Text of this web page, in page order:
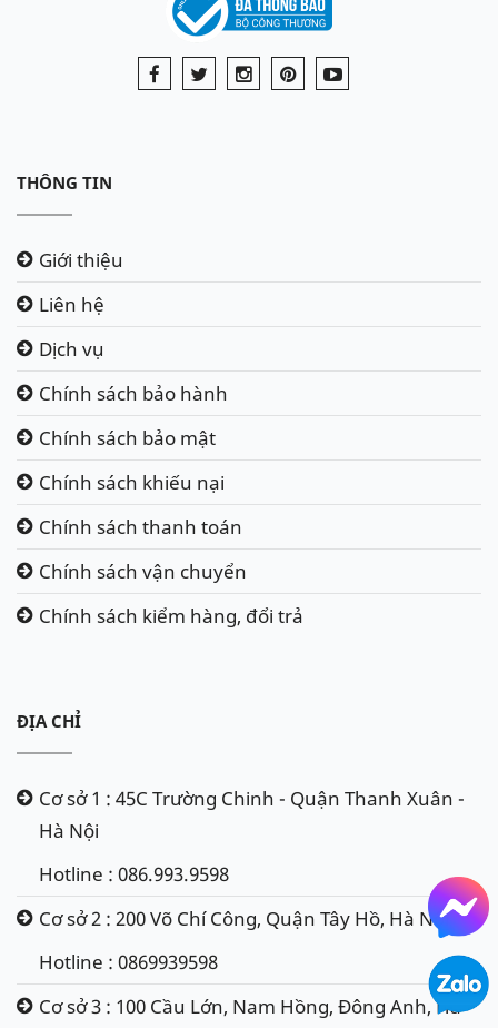
THÔNG TIN
Giới thiệu
Liên hệ
Dịch vụ
Chính sách bảo hành
Chính sách bảo mật
Chính sách khiếu nại
Chính sách thanh toán
Chính sách vận chuyển
Chính sách kiểm hàng, đổi trả
ĐỊA CHỈ
Cơ sở 1 : 45C Trường Chinh - Quận Thanh Xuân -
Hà Nội
Hotline : 086.993.9598
Cơ sở 2 : 200 Võ Chí Công, Quận Tây Hồ, Hà Nội
Hotline : 0869939598
Cơ sở 3 : 100 Cầu Lớn, Nam Hồng, Đông Anh, Hà